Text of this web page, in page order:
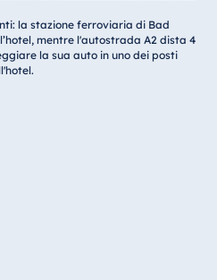
la stazione ferroviaria di Bad
mentre l'autostrada A2 dista 4
la sua auto in uno dei posti